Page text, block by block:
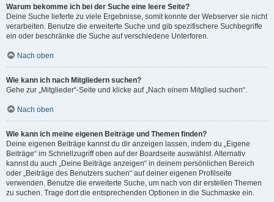
Warum bekomme ich bei der Suche eine leere Seite?
Deine Suche lieferte zu viele Ergebnisse, somit konnte der Webserver sie nicht
verarbeiten. Benutze die erweiterte Suche und gib spezifischere Suchbegriffe
ein oder beschränke die Suche auf verschiedene Unterforen.
Nach oben
Wie kann ich nach Mitgliedern suchen?
Gehe zur „Mitglieder“-Seite und klicke auf „Nach einem Mitglied suchen“.
Nach oben
Wie kann ich meine eigenen Beiträge und Themen finden?
Deine eigenen Beiträge kannst du dir anzeigen lassen, indem du „Eigene
Beiträge“ im Schnellzugriff oben auf der Boardseite auswählst. Alternativ
kannst du auch „Deine Beiträge anzeigen“ in deinem persönlichen Bereich
oder „Beiträge des Benutzers suchen“ auf deiner eigenen Profilseite
verwenden. Benutze die erweiterte Suche, um nach von dir erstellen Themen
zu suchen. Trage dort die entsprechenden Optionen in die Suchmaske ein.